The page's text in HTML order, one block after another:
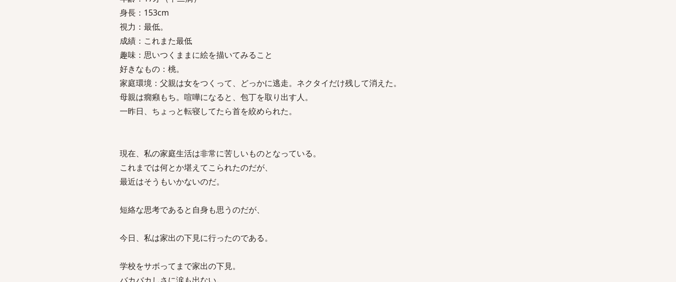
身長：153cm
視力：最低。
成績：これまた最低
趣味：思いつくままに絵を描いてみること
好きなもの：桃。
家庭環境：父親は女をつくって、どっかに逃走。ネクタイだけ残して消えた。
母親は癇癪もち。喧嘩になると、包丁を取り出す人。
一昨日、ちょっと転寝してたら首を絞められた。
現在、私の家庭生活は非常に苦しいものとなっている。
これまでは何とか堪えてこられたのだが、
最近はそうもいかないのだ。
短絡な思考であると自身も思うのだが、
今日、私は家出の下見に行ったのである。
学校をサボってまで家出の下見。